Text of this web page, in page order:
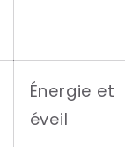
Énergie et
éveil